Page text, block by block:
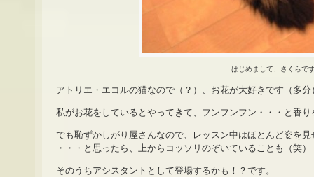
はじめまして、さくらで
アトリエ・エコルの猫なので（？）、お花が大好きです（多分
私がお花をしているとやってきて、フンフンフン・・・と香
でも恥ずかしがり屋さんなので、レッスン中はほとんど姿を見
・・・と思ったら、上からコッソリのぞいていることも（笑）
そのうちアシスタントとして登場するかも！？です。